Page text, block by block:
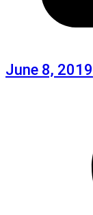
June 8, 2019